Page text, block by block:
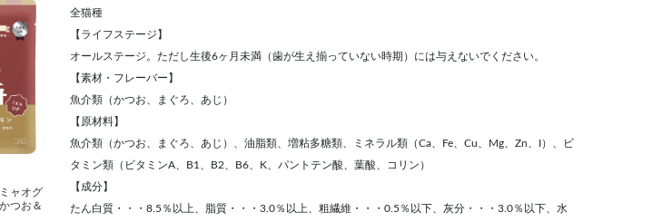
ャオグ
つお＆
全猫種
【ライフステージ】
オールステージ。ただし生後6ヶ月未満（歯が生え揃っていない時期）には与えないでください。
【素材・フレーバー】
魚介類（かつお、まぐろ、あじ）
【原材料】
魚介類（かつお、まぐろ、あじ）、油脂類、増粘多糖類、ミネラル類（Ca、Fe、Cu、Mg、Zn、I）、ビ
タミン類（ビタミンA、B1、B2、B6、K、パントテン酸、葉酸、コリン）
【成分】
たん白質・・・8.5％以上、脂質・・・3.0％以上、粗繊維・・・0.5％以下、灰分・・・3.0％以下、水